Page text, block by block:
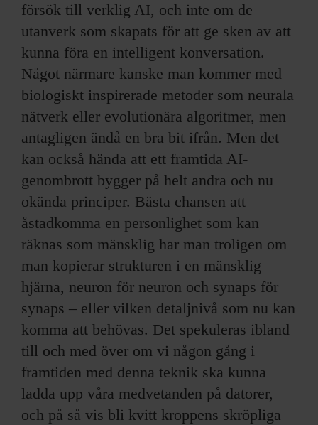
försök till verklig AI, och inte om de
utanverk som skapats för att ge sken av att
kunna föra en intelligent konversation.
Något närmare kanske man kommer med
biologiskt inspirerade metoder som neurala
nätverk eller evolutionära algoritmer, men
antagligen ändå en bra bit ifrån. Men det
kan också hända att ett framtida AI-
genombrott bygger på helt andra och nu
okända principer. Bästa chansen att
åstadkomma en personlighet som kan
räknas som mänsklig har man troligen om
man kopierar strukturen i en mänsklig
hjärna, neuron för neuron och synaps för
synaps – eller vilken detaljnivå som nu kan
komma att behövas. Det spekuleras ibland
till och med över om vi någon gång i
framtiden med denna teknik ska kunna
ladda upp våra medvetanden på datorer,
och på så vis bli kvitt kroppens skröpliga